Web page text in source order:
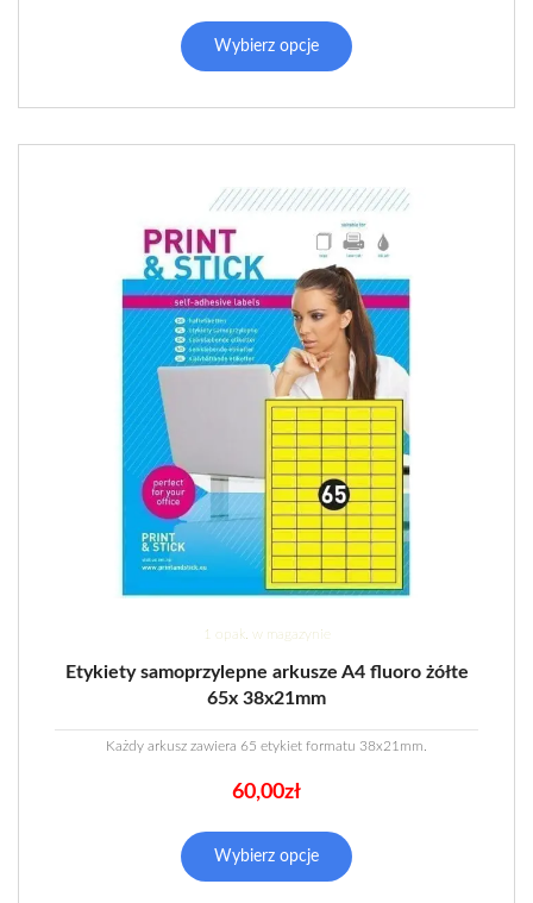
Wybierz opcje
1 opak. w magazynie
Etykiety samoprzylepne arkusze A4 fluoro żółte
65x 38x21mm
Każdy arkusz zawiera 65 etykiet formatu 38x21mm.
60,00zł
Wybierz opcje